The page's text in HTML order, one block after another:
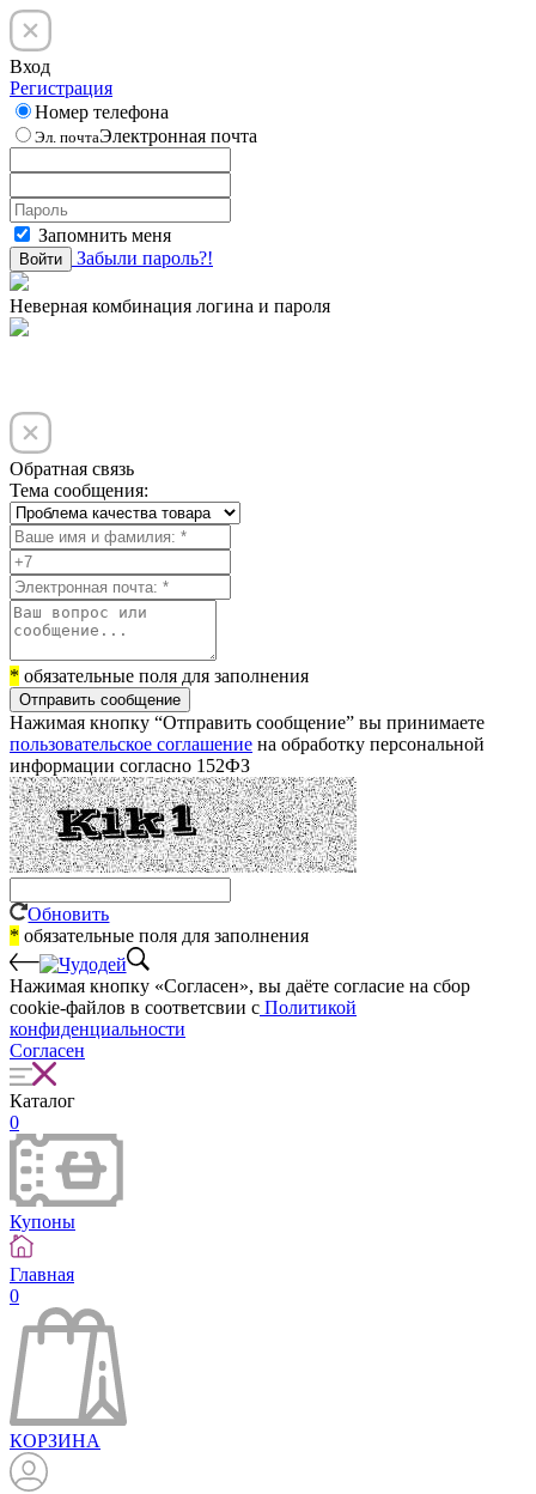
Вход
Регистрация
Номер телефона
Эл. почтаЭлектронная почта
Запомнить меня
Войти Забыли пароль?!
Неверная комбинация логина и пароля
Обратная связь
Тема сообщения:
* обязательные поля для заполнения
Отправить сообщение
Нажимая кнопку “Отправить сообщение” вы принимаете
пользовательское соглашение на обработку персональной
информации согласно 152ФЗ
Обновить
* обязательные поля для заполнения
Нажимая кнопку «Согласен», вы даёте cогласие на сбор
cookie-файлов в соответсвии с Политикой
конфиденциальности
Согласен
Каталог
0
Купоны
Главная
0
КОРЗИНА